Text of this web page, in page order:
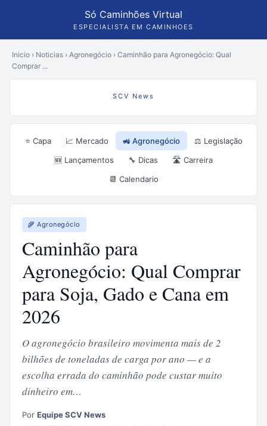
Só Caminhões Virtual
ESPECIALISTA EM CAMINHOES
Inicio › Noticias › Agronegócio › Caminhão para Agronegócio: Qual
Comprar ...
SCV News
⭐ Capa 📈 Mercado 🚜 Agronegócio
⚖️ Legislação
🆕 Lançamentos
🔧 Dicas
🛣️ Carreira
📆 Calendario
🌾 Agronegócio
Caminhão para
Agronegócio: Qual Comprar
para Soja, Gado e Cana em
2026
O agronegócio brasileiro movimenta mais de 2
bilhões de toneladas de carga por ano — e a
escolha errada do caminhão pode custar muito
dinheiro em…
Por Equipe SCV News